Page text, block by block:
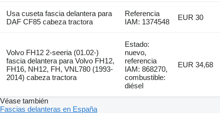
Usa cuseta fascia delantera para
DAF CF85 cabeza tractora
Referencia
IAM: 1374548
EUR 30
Volvo FH12 2-seeria (01.02-)
fascia delantera para Volvo FH12,
FH16, NH12, FH, VNL780 (1993-
2014) cabeza tractora
Estado:
nuevo,
referencia
IAM: 868270,
combustible:
diésel
EUR 34,68
Véase también
Fascias delanteras en España